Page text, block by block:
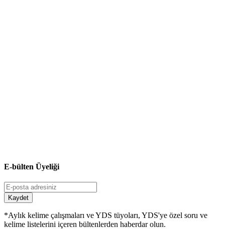
E-bülten Üyeliği
Kaydet
*Aylık kelime çalışmaları ve YDS tüyoları, YDS'ye özel soru ve
kelime listelerini içeren bültenlerden haberdar olun.